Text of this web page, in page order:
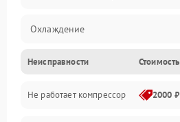
Охлаждение
Механика
Электропитание
Неисправности Стоимость
Не работает компрессор 2000 ₽